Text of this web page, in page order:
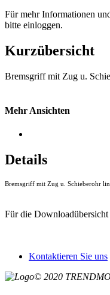
Für mehr Informationen
bitte einloggen.
Kurzübersicht
Bremsgriff mit Zug u.
Mehr Ansichten
Details
Bremsgriff mit Zug u. Schieberohr
Für die
Kontaktieren Sie uns
© 2020